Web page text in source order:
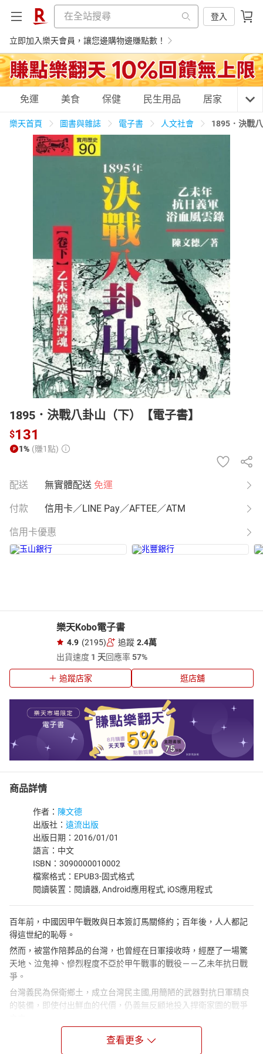
登入
立即加入樂天會員，讓您邊購物邊賺點數！
購物網分類
天天免運 美食蛋糕
3C家電 運動休閒 親子玩具
女裝
日本購物 電子/紙本書
HOT
免運 美食 保健 民生用品 居家 3C
樂天首頁 圖書與雜誌 電子書 人文社會 1895．決戰
1895．決戰八卦山（下）【電子書】
$131
1% (賺1點)
配送 無實體配送 免運
付款 信用卡／LINE Pay／AFTEE／ATM
信用卡優惠
樂天Kobo電子書
4.9 (2195) 追蹤 2.4萬
出貨速度 1 天回應率57%
追蹤店家 逛店舖
商品詳情
作者： 陳文德
出版社： 遠流出版
出版日期：2016/01/01
語言：中文
ISBN：3090000010002
檔案格式：EPUB3-固式格式
閱讀裝置：閱讀器, Android應用程式, iOS應用程式
百年前，中國因甲午戰敗與日本簽訂馬關條約；百年後，人人都記
得這世紀的恥辱。
然而，被當作陪葬品的台灣，也曾經在日軍接收時，經歷了一場驚
天地、泣鬼神、慘烈程度不亞於甲午戰事的戰役－－乙未年抗日戰
爭。
台灣義民為保衛鄉土，成立台灣民主國,用簡陋的武器對抗日軍精良
的裝備，即使付出鮮血的代價，仍義無反顧地投入捍衛家園的戰爭
本書透過通俗的文體，呈現出台灣歷史的真面目，目的是為了喚起
國人對台灣史的重視，並摘下有色眼鏡以懇切務實的態度去了解台
查看更多